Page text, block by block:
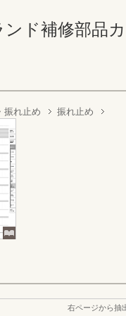
ド補修部品
振れ止め 振れ止め
右ページから抽